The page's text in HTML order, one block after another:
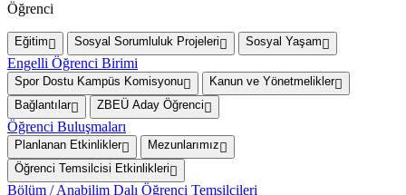
Öğrenci
Eğitim Sosyal Sorumluluk Projeleri Sosyal Yaşam
Engelli Öğrenci Birimi
Spor Dostu Kampüs Komisyonu
Kanun ve Yönetmelikler
Bağlantılar
ZBEÜ Aday Öğrenci
Öğrenci Buluşmaları
Planlanan Etkinlikler
Mezunlarımız
Öğrenci Temsilcisi Etkinlikleri
Bölüm / Anabilim Dalı Öğrenci Temsilcileri